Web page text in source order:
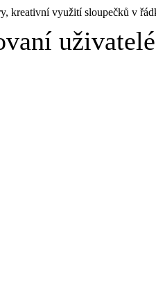
kreativní využití sloupečků v